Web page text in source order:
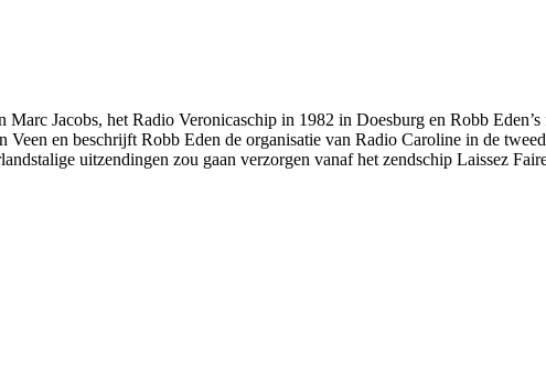
Jacobs, het Radio Veronicaschip in 1982 in Doesburg en Robb Eden’s
en beschrijft Robb Eden de organisatie van Radio Caroline in de
uitzendingen zou gaan verzorgen vanaf het zendschip Laissez